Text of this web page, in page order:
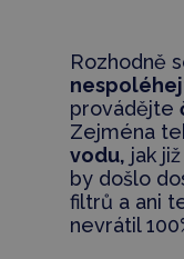
Rozhodně
provádějte
Zejména
vodu, jak
by došlo
filtrů a ani
nevrátil